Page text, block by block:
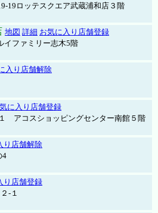
19ロッテスクエア武蔵浦和店３階
地図 詳細 お気に入り店舗登録
ファミリー志木5階
入り店舗解除
に入り店舗登録
アコスショッピングセンター南館５階
り店舗解除
4
り店舗登録
-１